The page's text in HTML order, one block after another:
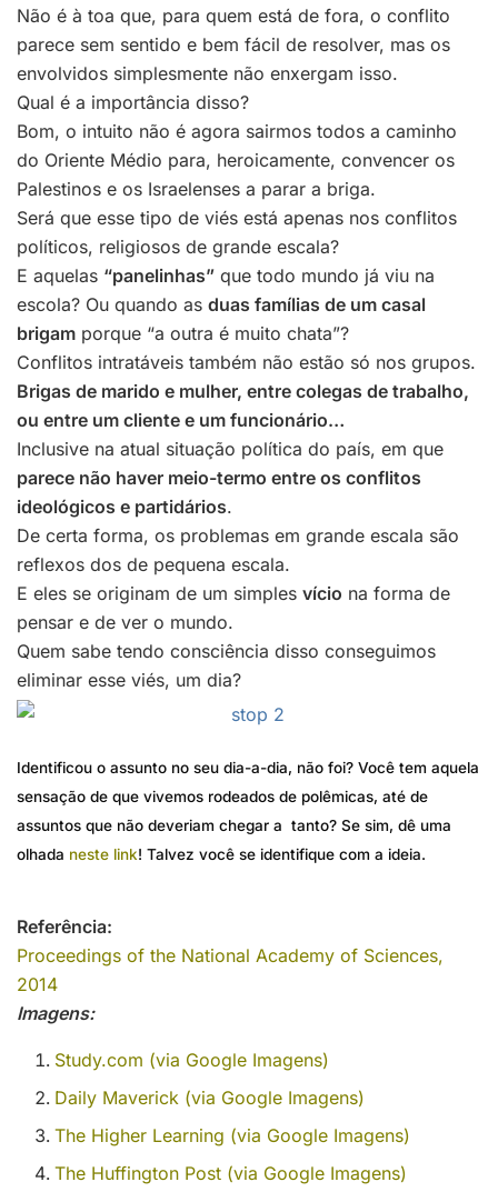
Não é à toa que, para quem está de fora, o conflito
parece sem sentido e bem fácil de resolver, mas os
envolvidos simplesmente não enxergam isso.
Qual é a importância disso?
Bom, o intuito não é agora sairmos todos a caminho
do Oriente Médio para, heroicamente, convencer os
Palestinos e os Israelenses a parar a briga.
Será que esse tipo de viés está apenas nos conflitos
políticos, religiosos de grande escala?
E aquelas “panelinhas” que todo mundo já viu na
escola? Ou quando as duas famílias de um casal
brigam porque “a outra é muito chata”?
Conflitos intratáveis também não estão só nos grupos.
Brigas de marido e mulher, entre colegas de trabalho,
ou entre um cliente e um funcionário…
Inclusive na atual situação política do país, em que
parece não haver meio-termo entre os conflitos
ideológicos e partidários.
De certa forma, os problemas em grande escala são
reflexos dos de pequena escala.
E eles se originam de um simples vício na forma de
pensar e de ver o mundo.
Quem sabe tendo consciência disso conseguimos
eliminar esse viés, um dia?
Identificou o assunto no seu dia-a-dia, não foi? Você tem aquela
sensação de que vivemos rodeados de polêmicas, até de
assuntos que não deveriam chegar a tanto? Se sim, dê uma
olhada neste link! Talvez você se identifique com a ideia.
Referência:
Proceedings of the National Academy of Sciences,
2014
Imagens:
Study.com (via Google Imagens)
Daily Maverick (via Google Imagens)
The Higher Learning (via Google Imagens)
The Huffington Post (via Google Imagens)